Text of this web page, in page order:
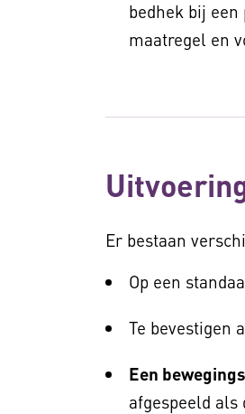
bedhek bij
maatregel en
Er bestaan
Op een
Te bevestigen
Een
afgespeeld